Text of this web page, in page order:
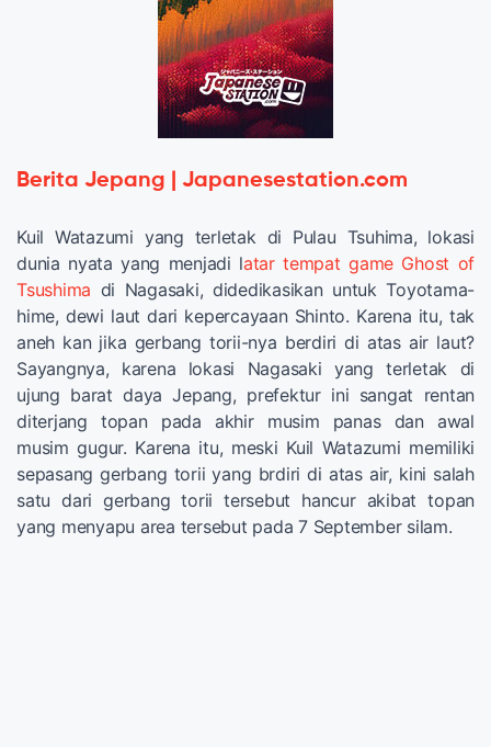
Berita Jepang | Japanesestation.com
Kuil Watazumi yang terletak di Pulau Tsuhima, lokasi
dunia nyata yang menjadi latar tempat game Ghost of
Tsushima di Nagasaki, didedikasikan untuk Toyotama-
hime, dewi laut dari kepercayaan Shinto. Karena itu, tak
aneh kan jika gerbang torii-nya berdiri di atas air laut?
Sayangnya, karena lokasi Nagasaki yang terletak di
ujung barat daya Jepang, prefektur ini sangat rentan
diterjang topan pada akhir musim panas dan awal
musim gugur. Karena itu, meski Kuil Watazumi memiliki
sepasang gerbang torii yang brdiri di atas air, kini salah
satu dari gerbang torii tersebut hancur akibat topan
yang menyapu area tersebut pada 7 September silam.